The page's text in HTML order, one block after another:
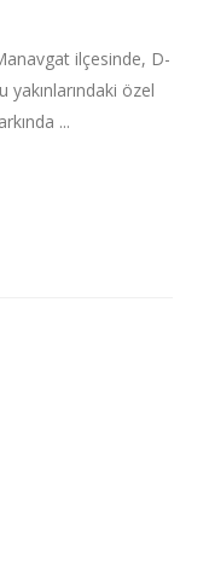
ilçesinde, D-
yakınlarındaki özel
...